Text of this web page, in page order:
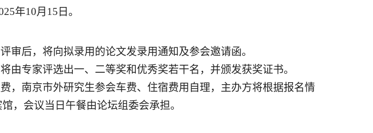
年10月 15 日。
审后， 将向拟录用的论文发录用通知及参会邀请函。
由专家评选出一、二等奖和优秀奖若干名，并颁发获奖证书。
，南京市外研究生参会车费、住宿费用自理，主办方将根据报名情
，会议当日午餐由论坛组委会承担。